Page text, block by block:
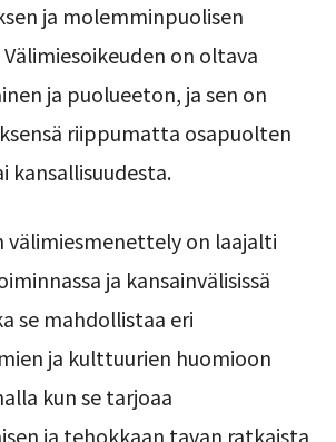
ja molemminpuolisen
on oltava
ja puolueeton, ja sen on
riippumatta osapuolten
kansallisuudesta.
välimiesmenettely on laajalti
ja kansainvälisissä
se mahdollistaa eri
ja kulttuurien huomioon
kun se tarjoaa
ja tehokkaan tavan ratkaista